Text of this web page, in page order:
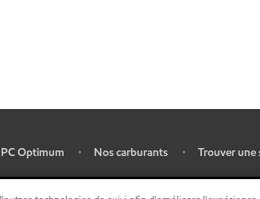
PC Optimum • Nos carburants • Trouver une